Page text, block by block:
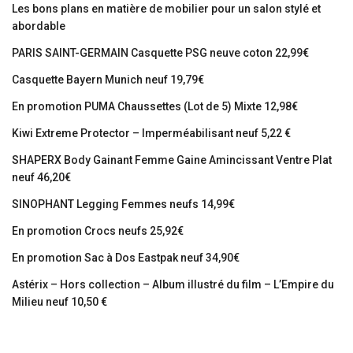
Les bons plans en matière de mobilier pour un salon stylé et
abordable
PARIS SAINT-GERMAIN Casquette PSG neuve coton 22,99€
Casquette Bayern Munich neuf 19,79€
En promotion PUMA Chaussettes (Lot de 5) Mixte 12,98€
Kiwi Extreme Protector – Imperméabilisant neuf 5,22 €
SHAPERX Body Gainant Femme Gaine Amincissant Ventre Plat
neuf 46,20€
SINOPHANT Legging Femmes neufs 14,99€
En promotion Crocs neufs 25,92€
En promotion Sac à Dos Eastpak neuf 34,90€
Astérix – Hors collection – Album illustré du film – L’Empire du
Milieu neuf 10,50 €